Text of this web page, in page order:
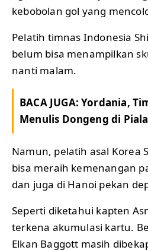
kebobolan gol yang
Pelatih timnas Indonesia
belum bisa menampilkan
nanti malam.
BACA JUGA:Yordania,
Menulis Dongeng di
Namun, pelatih asal Korea
bisa meraih kemenangan
dan juga di Hanoi pekan
Seperti diketahui kapten
terkena akumulasi kartu.
Elkan Baggott masih